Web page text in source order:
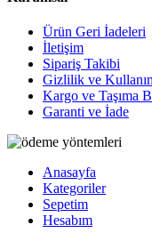
Ürün Geri İadeleri
İletişim
Sipariş Takibi
Gizlilik ve
Kargo ve Taşıma
Garanti ve İade
Anasayfa
Kategoriler
Sepetim
Hesabım